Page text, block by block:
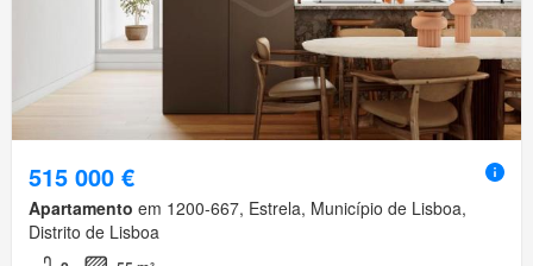
515 000 €
Apartamento em 1200-667, Estrela, Município de Lisboa,
Distrito de Lisboa